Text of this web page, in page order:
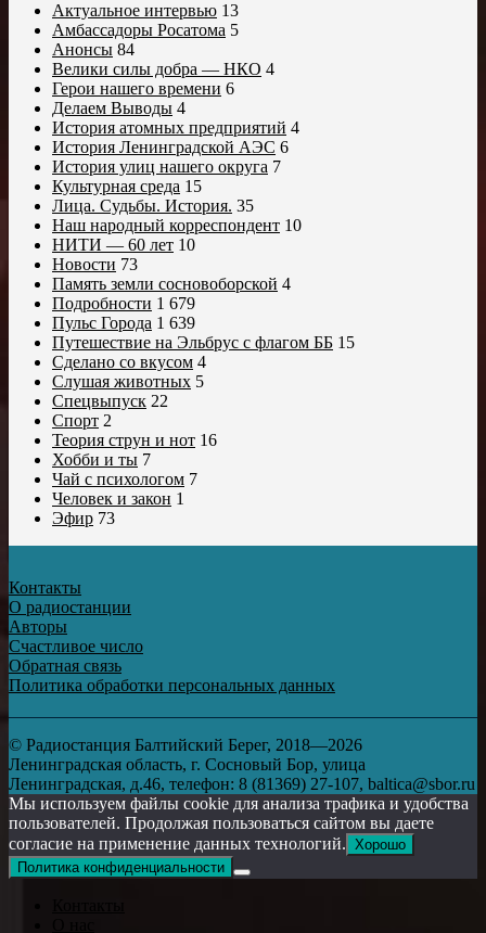
Актуальное интервью 13
Амбассадоры Росатома 5
Анонсы 84
Велики силы добра — НКО 4
Герои нашего времени 6
Делаем Выводы 4
История атомных предприятий 4
История Ленинградской АЭС 6
История улиц нашего округа 7
Культурная среда 15
Лица. Судьбы. История. 35
Наш народный корреспондент 10
НИТИ — 60 лет 10
Новости 73
Память земли сосновоборской 4
Подробности 1 679
Пульс Города 1 639
Путешествие на Эльбрус с флагом ББ 15
Сделано со вкусом 4
Слушая животных 5
Спецвыпуск 22
Спорт 2
Теория струн и нот 16
Хобби и ты 7
Чай с психологом 7
Человек и закон 1
Эфир 73
Контакты
О радиостанции
Авторы
Счастливое число
Обратная связь
Политика обработки персональных данных
© Радиостанция Балтийский Берег, 2018—2026
Ленинградская область, г. Сосновый Бор, улица
Ленинградская, д.46, телефон: 8 (81369) 27-107, baltica@sbor.ru
Мы используем файлы cookie для анализа трафика и удобства
пользователей. Продолжая пользоваться сайтом вы даете
согласие на применение данных технологий. Хорошо
Политика конфиденциальности